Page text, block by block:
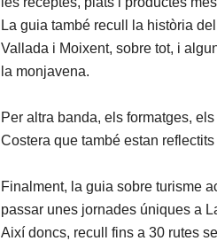
La guia també recull la història
Vallada i Moixent, sobre tot, i
la monjavena.
Per altra banda, els formatges,
Costera que també estan
Finalment, la guia sobre turisme
passar unes jornades úniques a
Així doncs, recull fins a 30 rutes